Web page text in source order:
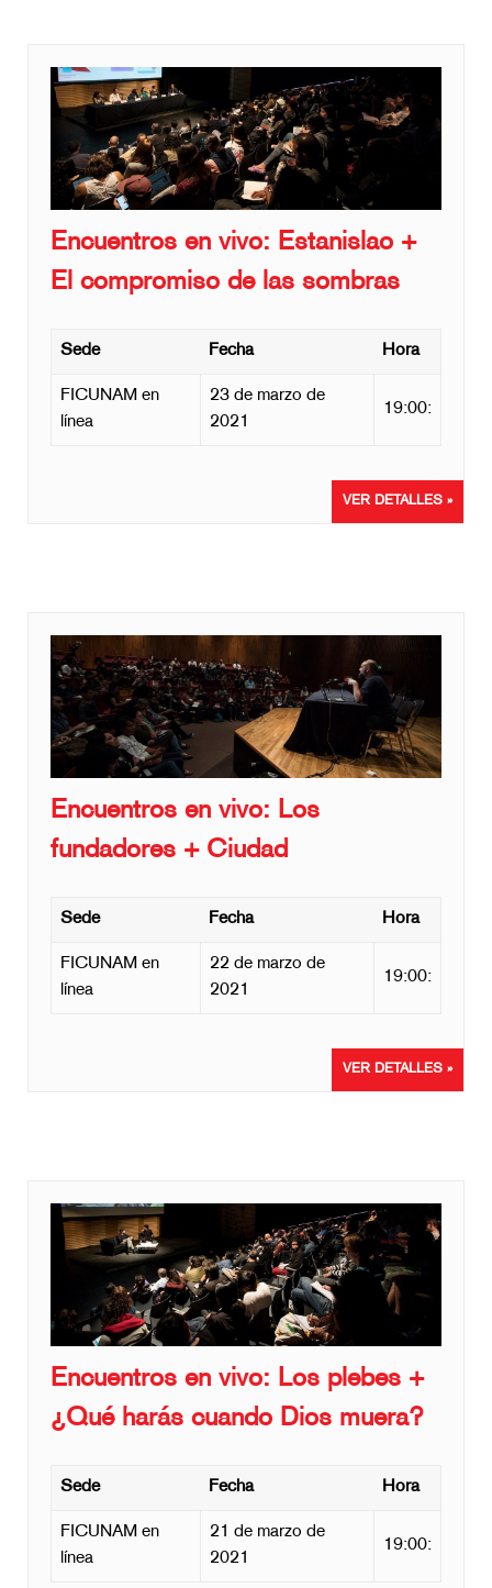
Encuentros en vivo: Estanislao +
El compromiso de las sombras
Sede Fecha Hora
FICUNAM en
línea
23 de marzo de
2021
19:00:
VER DETALLES »
Encuentros en vivo: Los
fundadores + Ciudad
Sede Fecha Hora
FICUNAM en
línea
22 de marzo de
2021
19:00:
VER DETALLES »
Encuentros en vivo: Los plebes +
¿Qué harás cuando Dios muera?
Sede Fecha Hora
FICUNAM en
línea
21 de marzo de
2021
19:00: